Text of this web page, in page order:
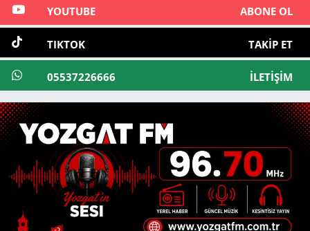
YOUTUBE ABONE OL
TIKTOK TAKIP ET
05537226666 İLETIŞIM